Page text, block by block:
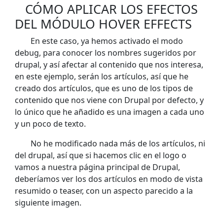
CÓMO APLICAR LOS EFECTOS
DEL MÓDULO HOVER EFFECTS
En este caso, ya hemos activado el modo
debug, para conocer los nombres sugeridos por
drupal, y así afectar al contenido que nos interesa,
en este ejemplo, serán los artículos, así que he
creado dos artículos, que es uno de los tipos de
contenido que nos viene con Drupal por defecto, y
lo único que he añadido es una imagen a cada uno
y un poco de texto.
No he modificado nada más de los artículos, ni
del drupal, así que si hacemos clic en el logo o
vamos a nuestra página principal de Drupal,
deberíamos ver los dos artículos en modo de vista
resumido o teaser, con un aspecto parecido a la
siguiente imagen.